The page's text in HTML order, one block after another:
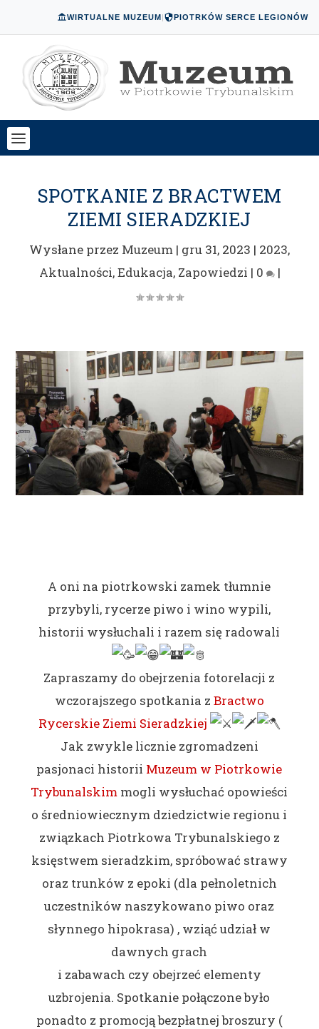
WIRTUALNE MUZEUM| PIOTRKÓW SERCE LEGIONÓW
SPOTKANIE Z BRACTWEM
ZIEMI SIERADZKIEJ
Wysłane przez Muzeum | gru 31, 2023 | 2023,
Aktualności,Edukacja, Zapowiedzi | 0 |
A oni na piotrkowski zamek tłumnie
przybyli, rycerze piwo i wino wypili,
historii wysłuchali i razem się radowali
Zapraszamy do obejrzenia fotorelacji z
wczorajszego spotkania z Bractwo
Rycerskie Ziemi Sieradzkiej
Jak zwykle licznie zgromadzeni
pasjonaci historii Muzeum w Piotrkowie
Trybunalskim mogli wysłuchać opowieści
o średniowiecznym dziedzictwie regionu i
związkach Piotrkowa Trybunalskiego z
księstwem sieradzkim, spróbować strawy
oraz trunków z epoki (dla pełnoletnich
uczestników naszykowano piwo oraz
słynnego hipokrasa) , wziąć udział w
dawnych grach
i zabawach czy obejrzeć elementy
uzbrojenia. Spotkanie połączone było
ponadto z promocją bezpłatnej broszury (